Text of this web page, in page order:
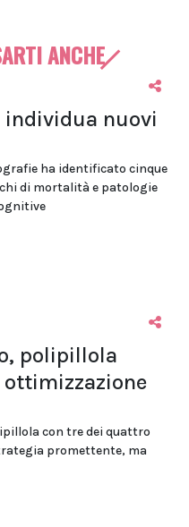
ANCHE
individua nuovi
ha identificato cinque
di mortalità e patologie
polipillola
con tre dei quattro
promettente, ma